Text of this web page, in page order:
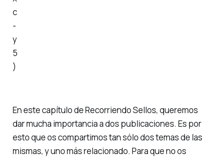
c
-
y
5
)
En este capítulo de Recorriendo Sellos, queremos
dar mucha importancia a dos publicaciones. Es por
esto que os compartimos tan sólo dos temas de las
mismas, y uno más relacionado. Para que no os